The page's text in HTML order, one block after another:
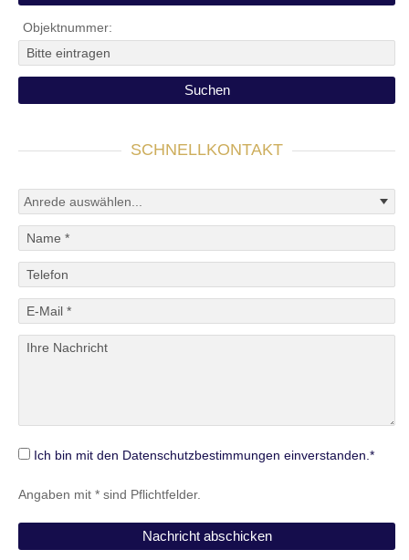
Objektnummer:
SCHNELLKONTAKT
Ich bin mit den Datenschutzbestimmungen einverstanden.*
Angaben mit * sind Pflichtfelder.